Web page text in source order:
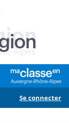
Se connecter